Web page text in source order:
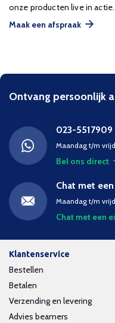
onze producten live in actie.
Maak een afspraak
Ontvang persoonlijk
023-5517909
Maandag t/m
Bel ons direct
Chat met
Maandag t/m
Chat met een
Klantenservice
Bestellen
Betalen
Verzending en levering
Advies beamers